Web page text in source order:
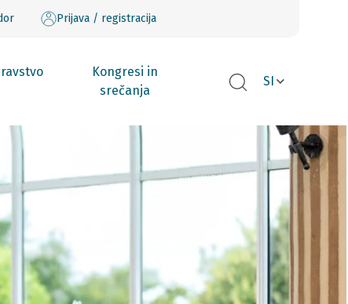
Prijava / registracija
Kongresi in
srečanja
SI